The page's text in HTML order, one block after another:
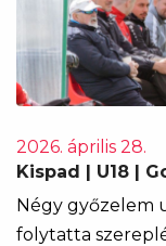
2026. április 28.
Kispad | U18 |
Négy győzelem
folytatta